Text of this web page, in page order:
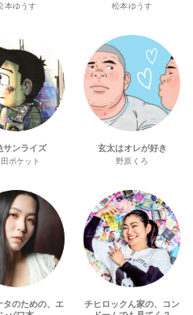
本ゆうす 松本ゆうす
サンライズ
ポケット
玄太はオレが好き
野原くろ
タのための、エ
チヒロックん家の、コン